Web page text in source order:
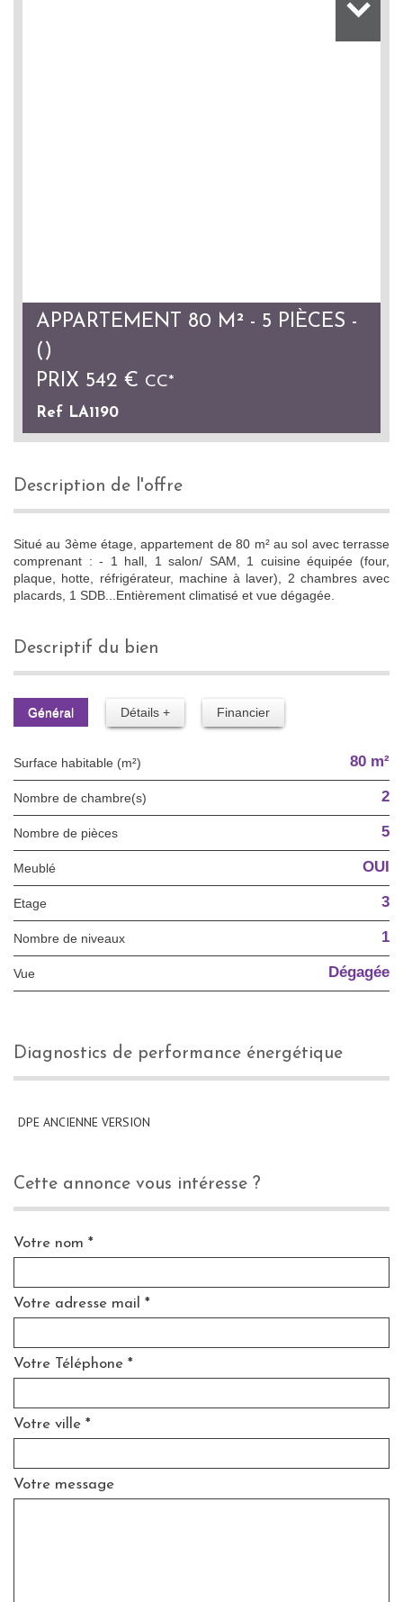
APPARTEMENT 80 M² - 5 PIÈCES -
()
PRIX 542 € CC*
Ref LA1190
description de l'offre
Situé au 3ème étage, appartement de 80 m² au sol avec terrasse
comprenant : - 1 hall, 1 salon/ SAM, 1 cuisine équipée (four,
plaque, hotte, réfrigérateur, machine à laver), 2 chambres avec
placards, 1 SDB...Entièrement climatisé et vue dégagée.
descriptif du bien
Général Détails + Financier
Surface habitable (m²) 80 m²
Nombre de chambre(s) 2
Nombre de pièces 5
Meublé OUI
Etage 3
Nombre de niveaux 1
Vue Dégagée
diagnostics de performance énergétique
DPE ANCIENNE VERSION
cette annonce vous intéresse ?
Votre nom *
Votre adresse mail *
Votre Téléphone *
Votre ville *
Votre message